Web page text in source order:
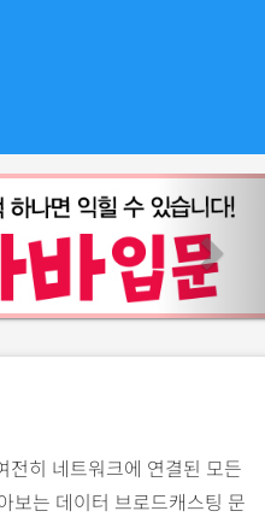
n
e
x
t
전히 네트워크에 연결된 모든
보는 데이터 브로드캐스팅 문